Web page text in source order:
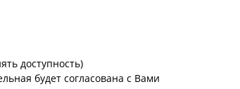
доступность)
будет согласована с Вами